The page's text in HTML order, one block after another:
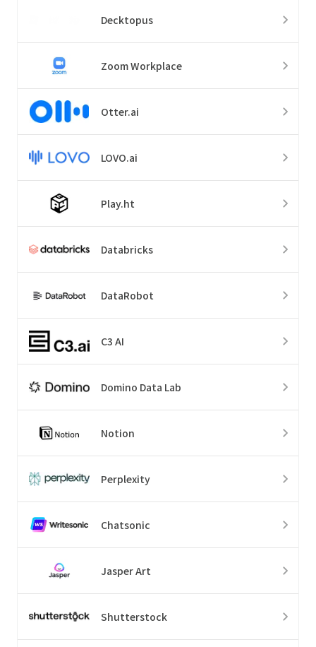
Decktopus
Zoom Workplace
Otter.ai
LOVO.ai
Play.ht
Databricks
DataRobot
C3 AI
Domino Data Lab
Notion
Perplexity
Chatsonic
Jasper Art
Shutterstock